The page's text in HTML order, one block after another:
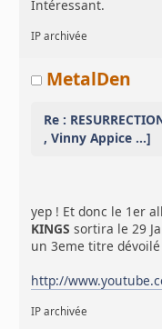
Intéressant.
IP archivée
MetalDen
Re :
, Vinny Appice ...]
yep ! Et donc le 1er
KINGS sortira le 29
un 3eme titre dévoilé
http://
IP archivée